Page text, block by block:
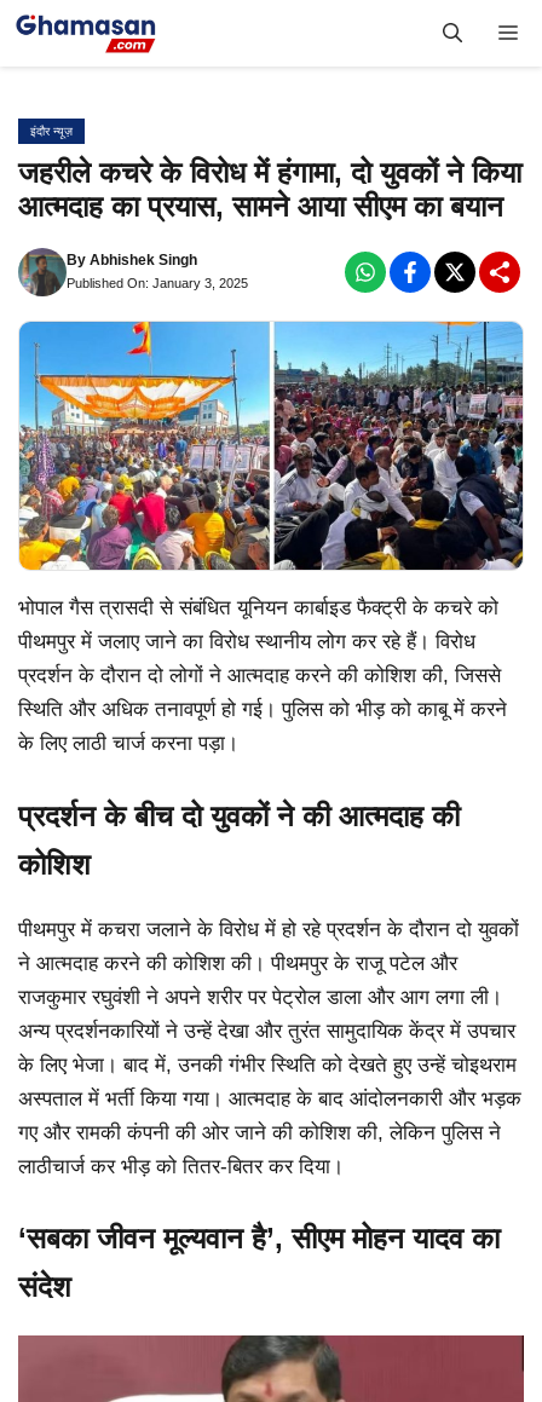
Skip
इंदौर न्यूज़
जहरीले कचरे के विरोध में हंगामा, दो युवकों ने किया
आत्मदाह का प्रयास, सामने आया सीएम का बयान
By Abhishek Singh
Published On: January 3, 2025
भोपाल गैस त्रासदी से संबंधित यूनियन कार्बाइड फैक्ट्री के कचरे को
पीथमपुर में जलाए जाने का विरोध स्थानीय लोग कर रहे हैं। विरोध
प्रदर्शन के दौरान दो लोगों ने आत्मदाह करने की कोशिश की, जिससे
स्थिति और अधिक तनावपूर्ण हो गई। पुलिस को भीड़ को काबू में करने
के लिए लाठी चार्ज करना पड़ा।
प्रदर्शन के बीच दो युवकों ने की आत्मदाह की
कोशिश
पीथमपुर में कचरा जलाने के विरोध में हो रहे प्रदर्शन के दौरान दो युवकों
ने आत्मदाह करने की कोशिश की। पीथमपुर के राजू पटेल और
राजकुमार रघुवंशी ने अपने शरीर पर पेट्रोल डाला और आग लगा ली।
अन्य प्रदर्शनकारियों ने उन्हें देखा और तुरंत सामुदायिक केंद्र में उपचार
के लिए भेजा। बाद में, उनकी गंभीर स्थिति को देखते हुए उन्हें चोइथराम
अस्पताल में भर्ती किया गया। आत्मदाह के बाद आंदोलनकारी और भड़क
गए और रामकी कंपनी की ओर जाने की कोशिश की, लेकिन पुलिस ने
लाठीचार्ज कर भीड़ को तितर-बितर कर दिया।
‘सबका जीवन मूल्यवान है’, सीएम मोहन यादव का
संदेश